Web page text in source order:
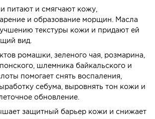
питают и смягчают кожу,
и образование морщин. Масла
текстуры кожи и придают ей
вид.
ромашки, зеленого чая, розмарина,
шлемника байкальского и
помогает снять воспаления,
себума, выровнять тон кожи и
обновление.
защитный барьер кожи и снижает